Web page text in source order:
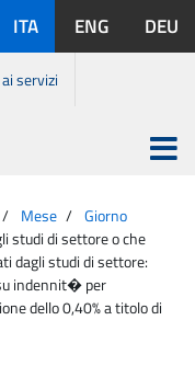
disponibili:
ITA ENG DEU
servizi
Apri
menu
Mese
Giorno
studi di settore o che
dagli studi di settore:
indennit� per
dello 0,40% a titolo di